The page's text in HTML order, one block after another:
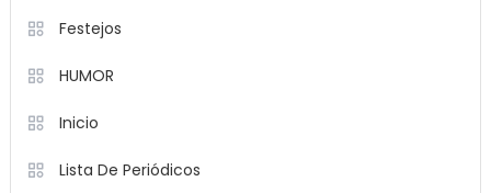
Festejos
HUMOR
Inicio
Lista De Periódicos